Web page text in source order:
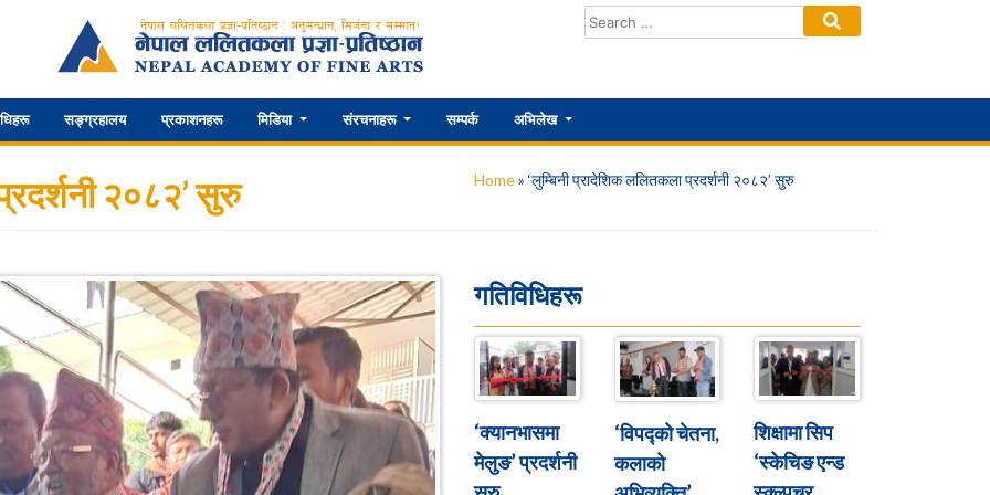
सङ्ग्रहालय प्रकाशनहरू मिडिया संरचनाहरू सम्पर्क अभिलेख
२०८२’ सुरु Home» ‘लुम्बिनी प्रादेशिक ललितकला प्रदर्शनी २०८२’ सुरु
गतिविधिहरू
‘क्यानभासमा
मेलुङ’ प्रदर्शनी
‘विपद्को चेतना,
कलाको
शिक्षामा सिप
‘स्केचिङ एन्ड